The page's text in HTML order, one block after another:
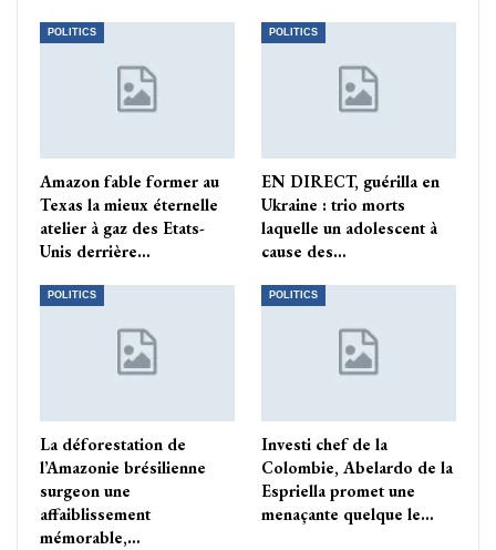
POLITICS
Amazon fable former au
Texas la mieux éternelle
atelier à gaz des Etats-
Unis derrière…
POLITICS
EN DIRECT, guérilla en
Ukraine : trio morts
laquelle un adolescent à
cause des…
POLITICS
La déforestation de
l’Amazonie brésilienne
surgeon une
affaiblissement
mémorable,…
POLITICS
Investi chef de la
Colombie, Abelardo de la
Espriella promet une
menaçante quelque le…